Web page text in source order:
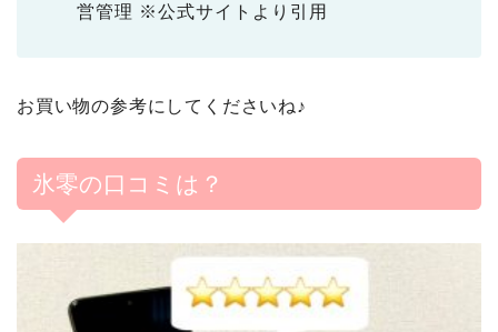
営管理 ※公式サイトより引用
お買い物の参考にしてくださいね♪
氷零の口コミは？